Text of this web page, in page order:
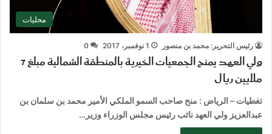
محليات
رئيس التحرير: محمد بن منصور 1 نوفمبر، 2017 0
ولي العهد يمنح الجمعيات الخيرية بالمنطقة الشمالية مبلغ 7
ملايين ريال
تغطيات – الرياض : منح صاحب السمو الملكي الأمير محمد بن سلمان بن
عبدالعزيز ولي العهد نائب رئيس مجلس الوزراء وزير…